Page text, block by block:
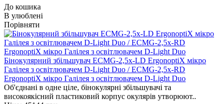
До кошика
В улюблені
Порівняти
Бінокулярний збільшувач ECMG-2,5x-LD ErgonoptiX мікро
Галілея з освітлювачем D-Light Duo / ECMG-2,5x-RD
ErgonoptiX мікро Галілея з освітлювачем D-Light Duo
Об'єднані в одне ціле, бінокулярні збільшувачі та
високоякісний пластиковий корпус окулярів утворюют..